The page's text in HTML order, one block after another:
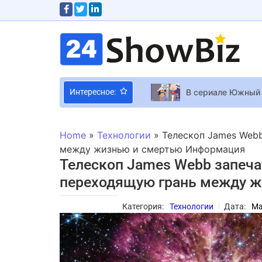
Интересное:
В сериале Южный
Певица Alyona
20 фактов о
Делегацию
Игроки Crimson
“Я и Феликс”:
Новогодние песни
Home » Технологии » Телескоп James
между жизнью и смертью Информация
Телескоп James Webb
переходящую грань между
Категория: Технологии Дата: